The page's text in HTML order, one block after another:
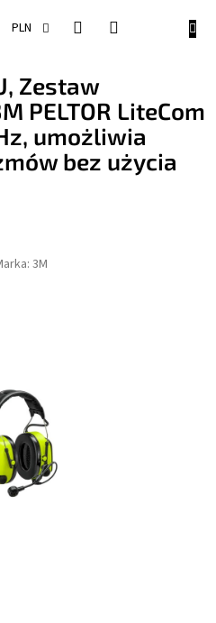
PLN
Zestaw
PELTOR LiteCom
umożliwia
bez użycia
3M